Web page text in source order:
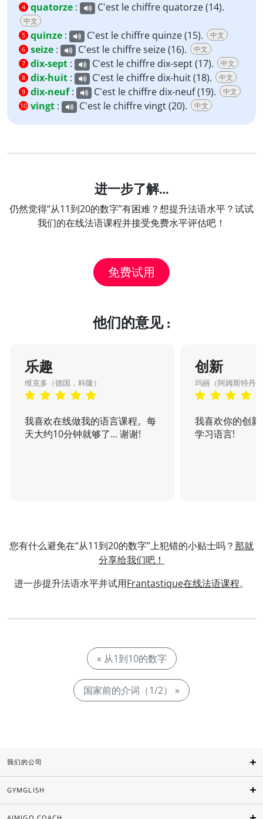
4 quatorze : C'est le chiffre quatorze (14).
中文
5 quinze : C'est le chiffre quinze (15). 中文
6 seize : C'est le chiffre seize (16). 中文
7 dix-sept : C'est le chiffre dix-sept (17). 中文
8 dix-huit : C'est le chiffre dix-huit (18). 中文
9 dix-neuf: C'est le chiffre dix-neuf (19). 中文
10 vingt : C'est le chiffre vingt (20). 中文
进一步了解…
仍然觉得“从11到20的数字”有困难？想提升法语水平？试试
我们的在线法语课程并接受免费水平评估吧！
免费试用
他们的意见 :
乐趣
维克多（德国，科隆）
我喜欢在线做我的语言课程。每
天大约10分钟就够了... 谢谢!
创新
玛丽（阿姆斯特丹
我喜欢你的创
学习语言!
您有什么避免在“从11到20的数字”上犯错的小贴士吗？那就
分享给我们吧！
进一步提升法语水平并试用Frantastique在线法语课程。
« 从1到10的数字
国家前的介词（1/2） »
我们的公司
GYMGLISH